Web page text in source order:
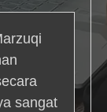
sangat